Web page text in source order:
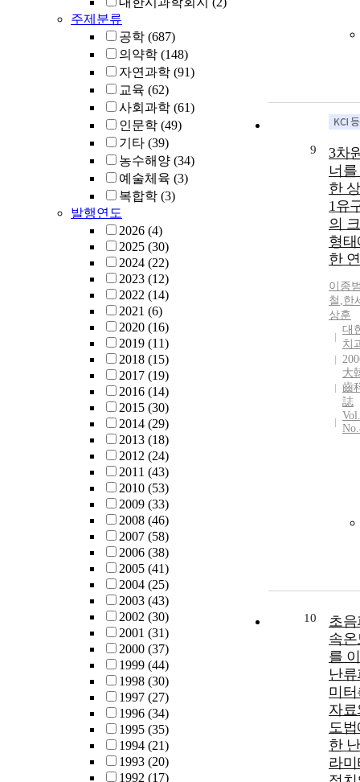
주제분류
공학 (687)
의약학 (148)
자연과학 (91)
교육 (62)
사회과학 (61)
인문학 (49)
기타 (39)
농수해양 (34)
예술체육 (3)
복합학 (3)
발행연도
2026 (4)
2025 (30)
2024 (22)
2023 (12)
2022 (14)
2021 (6)
2020 (16)
2019 (11)
2018 (15)
2017 (19)
2016 (14)
2015 (30)
2014 (29)
2013 (18)
2012 (24)
2011 (43)
2010 (53)
2009 (33)
2008 (46)
2007 (58)
2006 (38)
2005 (41)
2004 (25)
2003 (43)
2002 (30)
2001 (31)
2000 (37)
1999 (44)
1998 (30)
1997 (27)
1996 (34)
1995 (35)
1994 (21)
1993 (20)
1992 (17)
9
3차
너
한
1유
의
형
한
이종
철 ,한
상훈
대
치
大
齒
誌
10
초
속
를
난
미
자
도
한
라